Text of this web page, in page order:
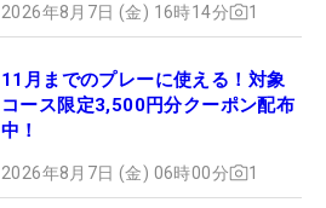
2026年8月7日 (金) 16時14分 1
11月までのプレーに使える！対象
コース限定3,500円分クーポン配布
中！
2026年8月7日 (金) 06時00分 1